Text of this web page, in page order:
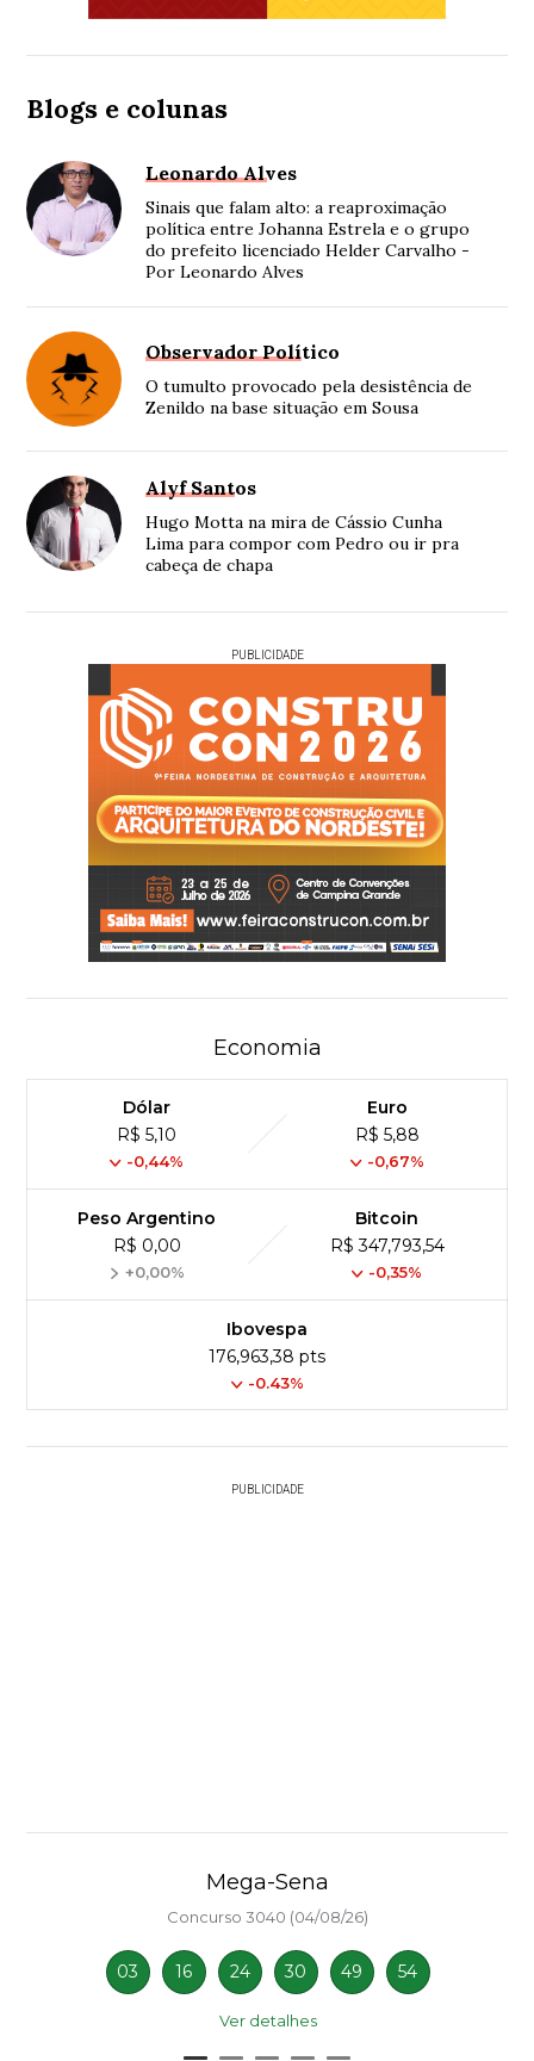
Blogs e colunas
Leonardo Alves
Sinais que falam alto: a reaproximação
política entre Johanna Estrela e o grupo
do prefeito licenciado Helder Carvalho -
Por Leonardo Alves
Observador Político
O tumulto provocado pela desistência de
Zenildo na base situação em Sousa
Alyf Santos
Hugo Motta na mira de Cássio Cunha
Lima para compor com Pedro ou ir pra
cabeça de chapa
PUBLICIDADE
Economia
Dólar
R$ 5,10
-0,44%
Euro
R$ 5,88
-0,67%
Peso Argentino
R$ 0,00
+0,00%
Bitcoin
R$ 347,793,54
-0,35%
Ibovespa
176,963,38 pts
-0.43%
PUBLICIDADE
Mega-Sena
Concurso 3040 (04/08/26)
03 16 24 30 49 54
Ver detalhes